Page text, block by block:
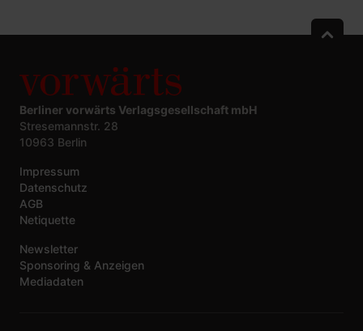
Berliner vorwärts Verlagsgesellschaft mbH
Stresemannstr. 28
10963 Berlin
Impressum
Datenschutz
AGB
Netiquette
Newsletter
Sponsoring & Anzeigen
Mediadaten